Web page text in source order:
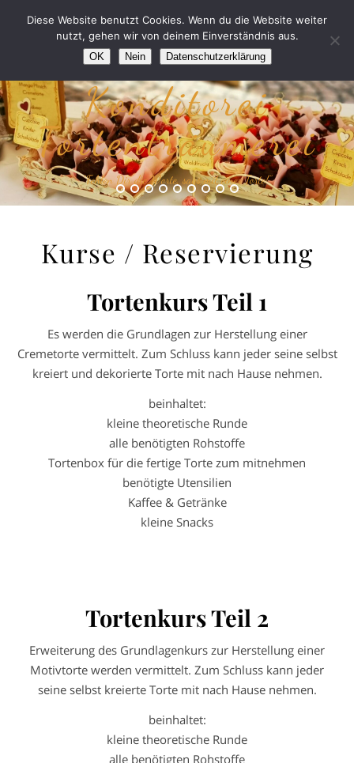
Konditorei
Tortenträumerei
“Fehlen Dir die Worte, sags mit einer Torte!”
Kurse / Reservierung
Tortenkurs Teil 1
Es werden die Grundlagen zur Herstellung einer
Cremetorte vermittelt. Zum Schluss kann jeder seine selbst
kreiert und dekorierte Torte mit nach Hause nehmen.
beinhaltet:
kleine theoretische Runde
alle benötigten Rohstoffe
Tortenbox für die fertige Torte zum mitnehmen
benötigte Utensilien
Kaffee & Getränke
kleine Snacks
Tortenkurs Teil 2
Erweiterung des Grundlagenkurs zur Herstellung einer
Motivtorte werden vermittelt. Zum Schluss kann jeder
seine selbst kreierte Torte mit nach Hause nehmen.
beinhaltet:
kleine theoretische Runde
alle benötigten Rohstoffe
Diese Website benutzt Cookies. Wenn du die Website weiter
nutzt, gehen wir von deinem Einverständnis aus.
OK Nein Datenschutzerklärung